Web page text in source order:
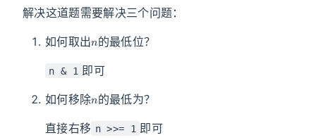
解决这道题需要解决三个问题：
如何取出 的最低位？
n & 1 即可
如何移除 的最低为？
直接右移 n >>= 1 即可